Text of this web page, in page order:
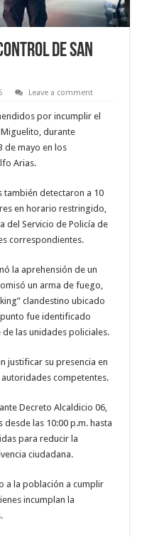
de San
Leave a comment
por incumplir el
durante
de mayo en los
Arias.
también detectaron a 10
en horario restringido,
del Servicio de Policía de
correspondientes.
la aprehensión de un
un arma de fuego,
clandestino ubicado
punto fue identificado
las unidades policiales.
justificar su presencia en
autoridades competentes.
Decreto Alcaldicio 06,
las 10:00 p.m. hasta
para reducir la
ciudadana.
a la población a cumplir
incumplan la